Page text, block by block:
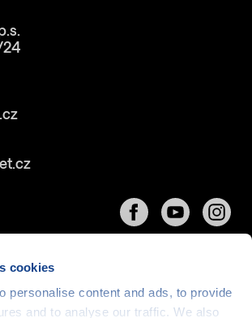
cookies
personalise content and ads, to provide
and to analyse our traffic. We also
24
2026 Člověk v tísni o.p.s., web běží